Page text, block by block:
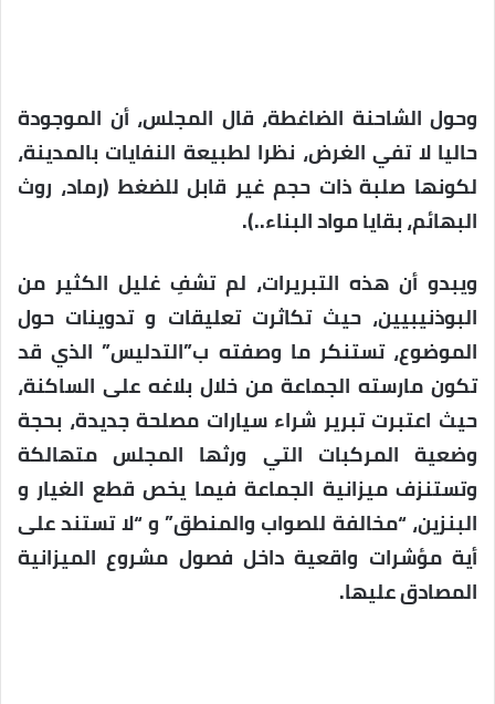
وحول الشاحنة الضاغطة، قال المجلس، أن الموجودة
حاليا لا تفي الغرض، نظرا لطبيعة النفايات بالمدينة،
لكونها صلبة ذات حجم غير قابل للضغط (رماد، روث
البهائم، بقايا مواد البناء..).
ويبدو أن هذه التبريرات، لم تشفِ غليل الكثير من
البوذنيبيين، حيث تكاثرت تعليقات و تدوينات حول
الموضوع، تستنكر ما وصفته ب”التدليس” الذي قد
تكون مارسته الجماعة من خلال بلاغه على الساكنة،
حيث اعتبرت تبرير شراء سيارات مصلحة جديدة، بحجة
وضعية المركبات التي ورثها المجلس متهالكة
وتستنزف ميزانية الجماعة فيما يخص قطع الغيار و
البنزين، “مخالفة للصواب والمنطق” و “لا تستند على
أية مؤشرات واقعية داخل فصول مشروع الميزانية
المصادق عليها.